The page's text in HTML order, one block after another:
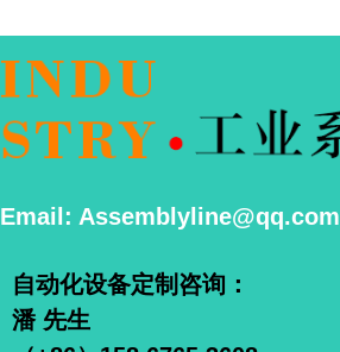
自动化设备定制咨询：
潘 先生
Email: Assemblyline@qq.com